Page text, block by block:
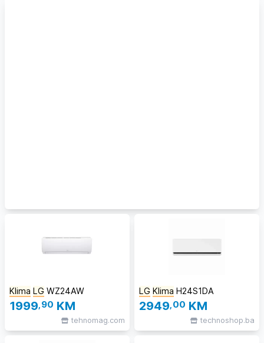
Klima LG WZ24AW
1999,90 KM
tehnomag.com
LG Klima H24S1DA
2949,00 KM
technoshop.ba